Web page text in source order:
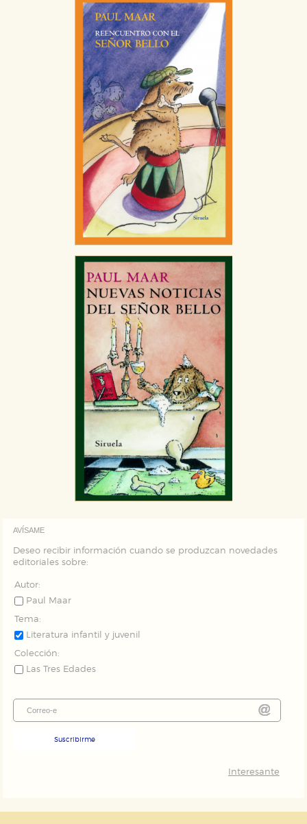
AVÍSAME
Deseo recibir información cuando se produzcan novedades
editoriales sobre:
Autor:
Paul Maar
Tema:
Literatura infantil y juvenil
Colección:
Las Tres Edades
Suscribirme
Interesante
CONFIGURACIÓN DE COOKIES
HABILITAR TODO RECHAZAR TODO
Cookies necesarias
Estas cookies son necesarias para que nuestro sitio
web funcione y no es posible deshabilitarlas desde
nuestro sistema. Es posible hacerlo desde el
navegador, pero en ese caso es posible que algunas
áreas de nuestra web dejen de funcionar
correctamente.
Cookies de rendimiento y analíticas
Estas cookies se utilizan para mejorar su experiencia
de navegación y optimizar el funcionamiento de
vez que nos visita. La información es agregada y, por lo
tanto, es anónima.
Cookies de publicidad y redes sociales
Estas cookies son gestionadas por nuestros socios
publicitarios y se utilizan para mostrar publicidad
relevante para sus intereses en otros sitios. No
almacenan directamente información personal sino
que se basan en la identificación única de su
navegador y dispositivo de internet.
GUARDAR CONFIGURACIÓN
Puede consultar nuestrapolítica de cookies